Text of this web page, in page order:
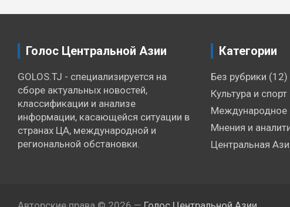
Голос Центральной Азии
GOLOS.TJ - специализируется на
сборе актуальных новостей,
классификации и анализе
информации, касающейся ситуации в
странах ЦА, международной и
региональной обстановки.
Категории
Без рубрики (12)
Культура и спорт
Международное
Мнения и
Центральная